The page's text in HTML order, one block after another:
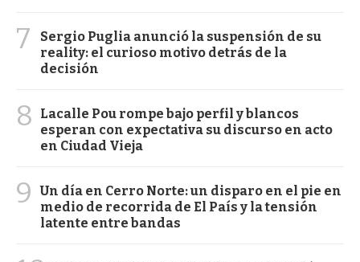
7
Sergio Puglia anunció la suspensión de su
reality: el curioso motivo detrás de la
decisión
8
Lacalle Pou rompe bajo perfil y blancos
esperan con expectativa su discurso en acto
en Ciudad Vieja
9
Un día en Cerro Norte: un disparo en el pie en
medio de recorrida de El País y la tensión
latente entre bandas